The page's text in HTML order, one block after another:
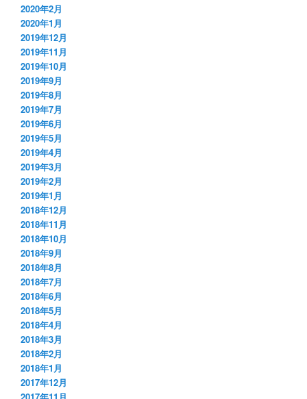
2020年2月
2020年1月
2019年12月
2019年11月
2019年10月
2019年9月
2019年8月
2019年7月
2019年6月
2019年5月
2019年4月
2019年3月
2019年2月
2019年1月
2018年12月
2018年11月
2018年10月
2018年9月
2018年8月
2018年7月
2018年6月
2018年5月
2018年4月
2018年3月
2018年2月
2018年1月
2017年12月